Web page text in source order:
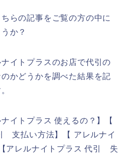
らの記事をご覧の方の中に
か？
イトプラスのお店で代引の
かどうかを調べた結果を記
イトプラス 使えるの？】【
支払い方法】【 アレルナイ
アレルナイトプラス 代引 失